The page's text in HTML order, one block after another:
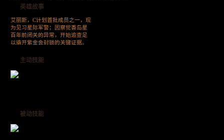
英雄故事
艾丽斯，C计划首批成员之一，现
为见习星际军警；因察觉香岛星
百年前闭关的异常，开始追查足
以撬开紫金会封锁的关键证据。
主动技能
被动技能